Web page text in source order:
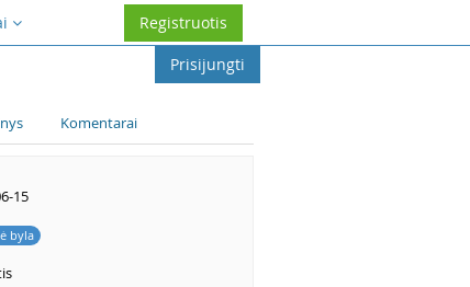
Registruotis
Prisijungti
Komentarai
15
byla